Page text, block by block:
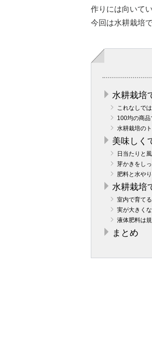
作りには向いて
今回は水耕栽培
水耕栽培
これなしで
100均の商
水耕栽培の
美味しく
日当たりと
芽かきをし
肥料と水や
水耕栽培
室内で育て
実が大きく
液体肥料は
まとめ